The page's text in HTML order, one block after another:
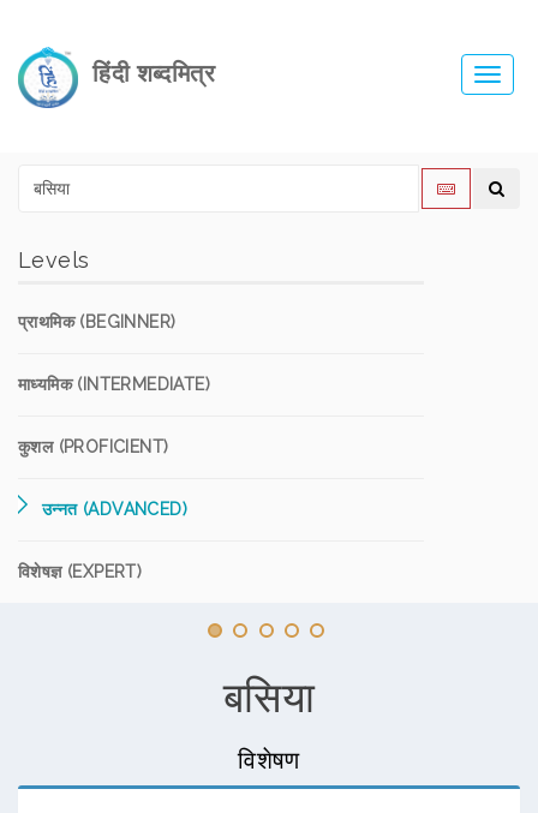
हिंदी शब्दमित्र
Levels
प्राथमिक (BEGINNER)
माध्यमिक (INTERMEDIATE)
कुशल (PROFICIENT)
उन्नत (ADVANCED)
विशेषज्ञ (EXPERT)
बसिया
विशेषण